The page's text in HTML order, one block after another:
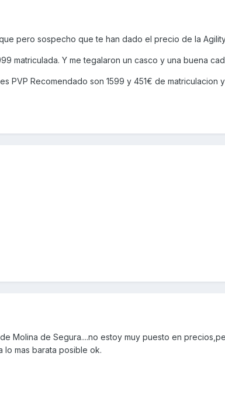
pero sospecho que te han dado el precio de la Agility
matriculada. Y me tegalaron un casco y una buena
PVP Recomendado son 1599 y 451€ de matriculacion y
Molina de Segura....no estoy muy puesto en
lo mas barata posible ok.